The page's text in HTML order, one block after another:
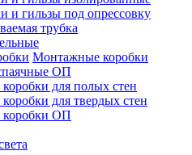
и гильзы под опрессовку
трубка
Монтажные коробки
ОП
для полых стен
для твердых стен
ОП